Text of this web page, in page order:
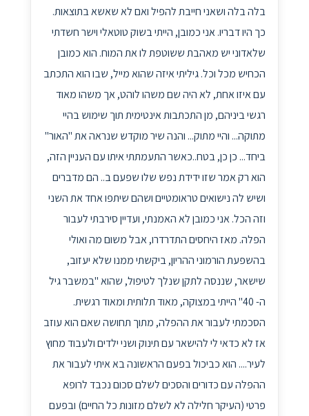
בלה בלה ושאני חייבת להפיל ואם לא שאשא בתוצאות.
כך היו דבריו. אני כמובן, הייתי בשוק טוטאלי וישר חשדתי
שלאדוני יש מאהבת ששוטפת לו את המוח. הוא כמובן
הכחיש מכל וכל. גיליתי איזה שהוא מייל, שבו הוא התכתב
עם איזו אחת, לא היה שם משהו לוהט, אך משהו מאוד
רגשי ביניהם, מן התכתבות אינטימית תוך שימוש בהיי
מתוקה... והיי מתוק... והנה שיר מוקדש שנראה את "האור"
ביחד... כן כן, בטח..כאשר התעמתתי איתו עם העניין הזה,
הוא רק אמר שזו ידידת נפש שלו שפעם ב.. הם מדברים
ושיש לה נישואים טראומטיים ושהם שיתפו אחד את השני
וזה הכל. אני כמובן לא האמנתי, ועדיין סירבתי לעבור
הפלה. מאז היחסים התדרדרו, אבל משום מה ואולי
בהשפעת הורמוני ההריון, ביקשתי ממנו שלא יעזוב,
שישאר, שננסה לתקן שנלך לטיפול, שהוא "במשבר גיל
ה- 40" הייתי במצוקה, מאוד תלותית ומאוד רגשית.
הסכמתי לעבור את ההפלה, מתוך תחושה שאם הוא עוזב
אז לא כדאי לי להישאר עם תינוק ושני ילדים ולעבוד מחוץ
לעיר.... הוא כביכול בפעם הראשונה בא איתי לעבור את
ההפלה עם כדורים והסכים לשלם סכום נכבד לרופא
פרטי (העיקר חלילה לא לשלם מזונות כל החיים) ובפעם